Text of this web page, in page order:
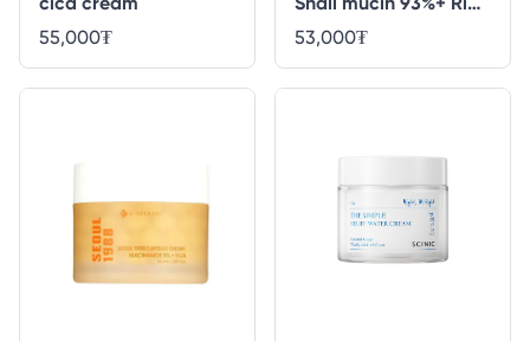
55,000₮
- 100ml
53,000₮